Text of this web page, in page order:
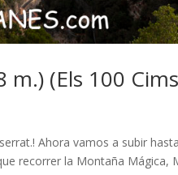
m.) (Els 100
Ahora vamos a subir
recorrer la Montaña Mágica,